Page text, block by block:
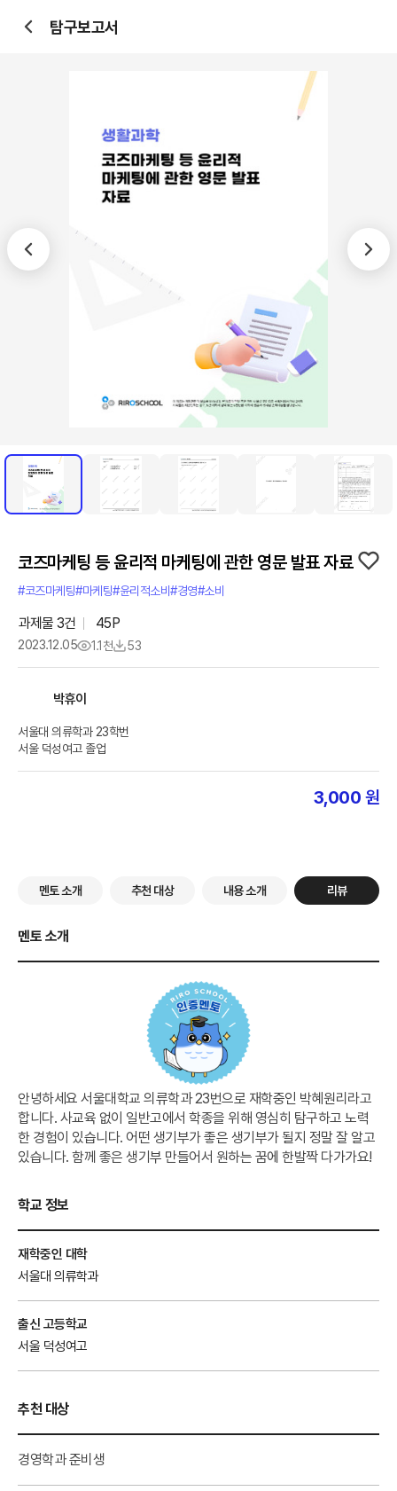
탐구보고서
코즈마케팅 등 윤리적 마케팅에 관한 영문 발표 자료
#코즈마케팅#마케팅#윤리적소비 #경영#소비
과제물 3건 45P
2023.12.05 1.1천 53
박휴이
서울대 의류학과 23학번
서울 덕성여고 졸업
3,000 원
멘토 소개 추천 대상 내용 소개 리뷰
멘토 소개
안녕하세요 서울대학교 의류학과 23번으로 재학중인 박혜원리라고
합니다. 사교육 없이 일반고에서 학종을 위해 영심히 탐구하고 노력
한 경험이 있습니다. 어떤 생기부가 좋은 생기부가 될지 정말 잘 알고
있습니다. 함께 좋은 생기부 만들어서 원하는 꿈에 한발짝 다가가요!
학교 정보
재학중인 대학
서울대 의류학과
출신 고등학교
서울 덕성여고
추천 대상
경영학과 준비생